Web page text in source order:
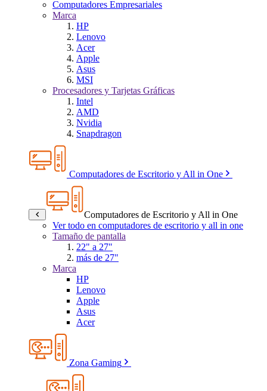
Computadores Empresariales
Marca
HP
Lenovo
Acer
Apple
Asus
MSI
Procesadores y Tarjetas Gráficas
Intel
AMD
Nvidia
Snapdragon
Computadores de Escritorio y All in One
Computadores de Escritorio y All in One
Ver todo en computadores de escritorio y all in one
Tamaño de pantalla
22" a 27"
más de 27"
Marca
HP
Lenovo
Apple
Asus
Acer
Zona Gaming